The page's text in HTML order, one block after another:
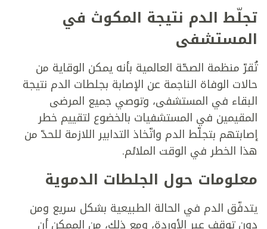
تجلّط الدم نتيجة المكوث في
المستشفى
تُقرّ منظمة الصحّة العالمية بأنه يمكن الوقاية من
حالات الوفاة الناجمة عن الإصابة بجلطات الدم نتيجة
البقاء في المستشفى، وتوصي جميع المرضى
المقيمين في المستشفيات بالخضوع لتقييم خطر
إصابتهم بتجلّط الدم واتّخاذ التدابير اللازمة للحدّ من
هذا الخطر في الوقت الملائم.
معلومات حول الجلطات الدموية
يتدفّق الدم في الحالة الطبيعية بشكل سريع ومن
دون توقف عبر الأوردة، ومع ذلك، من الممكن أن